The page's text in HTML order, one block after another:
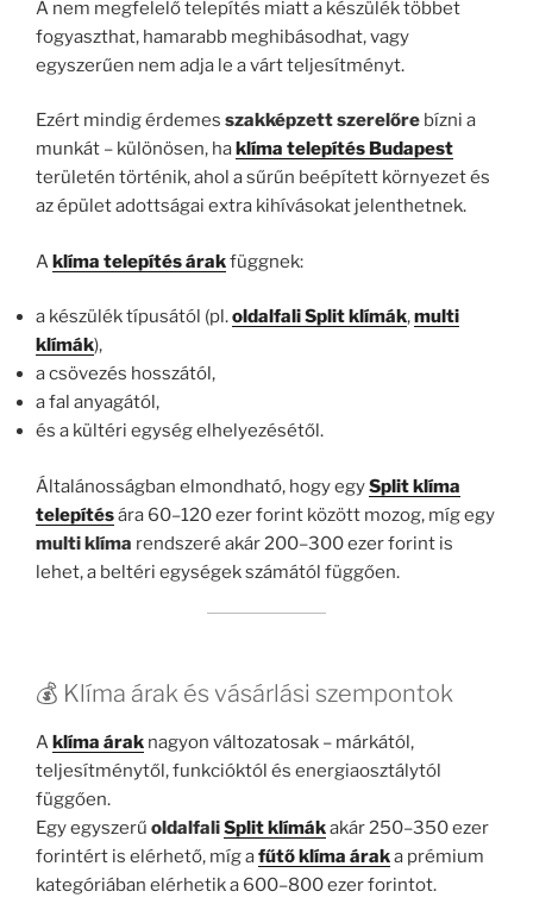
A nem megfelelő telepítés miatt a készülék többet
fogyaszthat, hamarabb meghibásodhat, vagy
egyszerűen nem adja le a várt teljesítményt.
Ezért mindig érdemes szakképzett szerelőre bízni a
munkát – különösen, haklíma telepítés Budapest
területén történik, ahol a sűrűn beépített környezet és
az épület adottságai extra kihívásokat jelenthetnek.
Aklíma telepítés árakfüggnek:
a készülék típusától (pl.oldalfali Split klímák,multi
klímák),
a csövezés hosszától,
a fal anyagától,
és a kültéri egység elhelyezésétől.
Általánosságban elmondható, hogy egySplit klíma
telepítésára 60–120 ezer forint között mozog, míg egy
multi klíma rendszeré akár 200–300 ezer forint is
lehet, a beltéri egységek számától függően.
💰 Klíma árak és vásárlási szempontok
Aklíma árak nagyon változatosak – márkától,
teljesítménytől, funkcióktól és energiaosztálytól
függően.
Egy egyszerű oldalfaliSplit klímákakár 250–350 ezer
forintért is elérhető, míg afűtő klíma áraka prémium
kategóriában elérhetik a 600–800 ezer forintot.